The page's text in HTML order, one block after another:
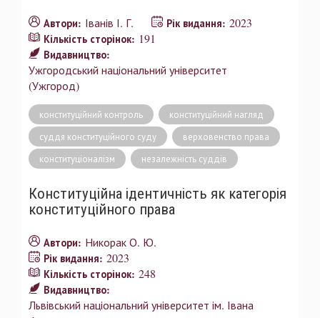
Автори: Іванів І. Г. Рік видання: 2023
Кількість сторінок: 191
Видавництво:
Ужгородський національний університет
(Ужгород)
конституційний контроль
конституційний нагляд
суддя конституційного суду
верховенство права
конституціоналізм
незалежність суддів
Конституційна ідентичність як категорія
конституційного права
Автори: Никорак О. Ю.
Рік видання: 2023
Кількість сторінок: 248
Видавництво:
Львівський національний університет ім. Івана